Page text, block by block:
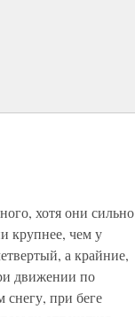
хотя они сильно
крупнее, чем у
а крайние,
движении по
снегу, при беге